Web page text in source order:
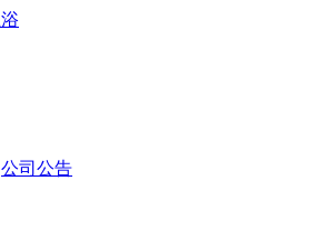
公司公告